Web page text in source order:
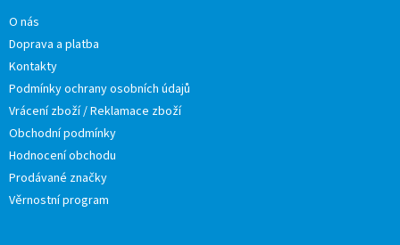
O nás
Doprava a platba
Kontakty
Podmínky ochrany osobních údajů
Vrácení zboží / Reklamace zboží
Obchodní podmínky
Hodnocení obchodu
Prodávané značky
Věrnostní program